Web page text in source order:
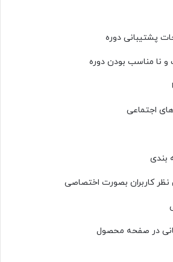
پشتیبانی دوره
نا مناسب بودن دوره
اجتماعی
بندی
نظر کاربران بصورت اختصاصی
در صفحه محصول